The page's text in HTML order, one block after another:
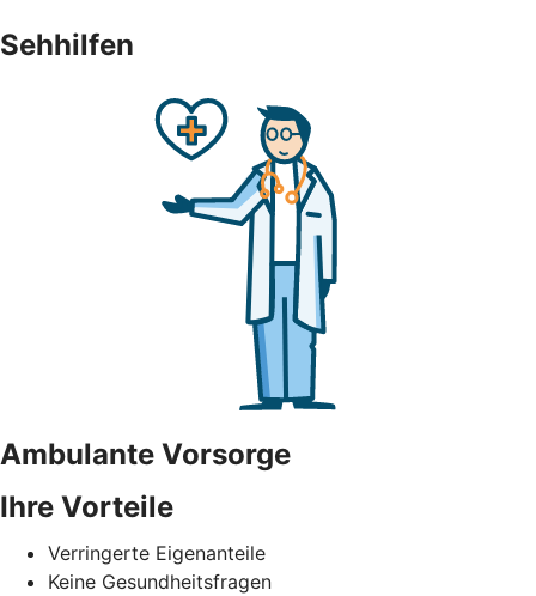
Sehhilfen
Ambulante Vorsorge
Ihre Vorteile
Verringerte Eigenanteile
Keine Gesundheitsfragen